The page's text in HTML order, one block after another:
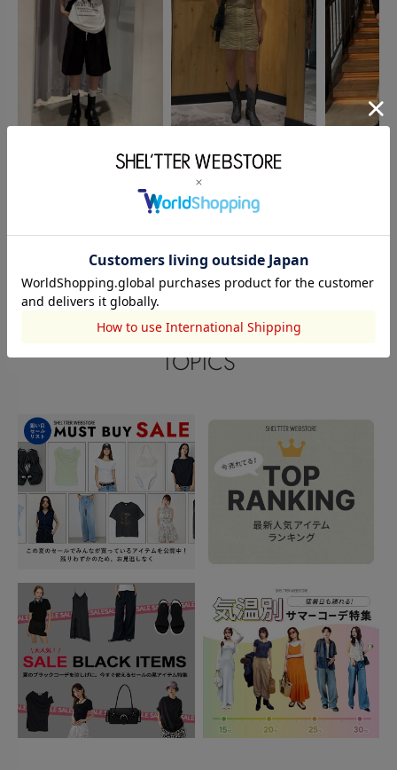
ハルカ
165cm
このアイテムを見た人がチェックしている商品
閲覧中カテゴリーのランキング
TOPICS